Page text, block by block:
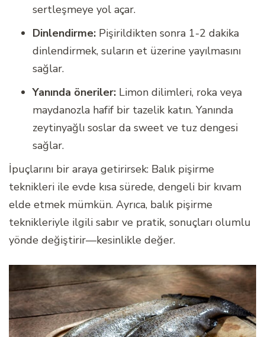
sertleşmeye yol açar.
Dinlendirme: Pişirildikten sonra 1-2 dakika
dinlendirmek, suların et üzerine yayılmasını
sağlar.
Yanında öneriler: Limon dilimleri, roka veya
maydanozla hafif bir tazelik katın. Yanında
zeytinyağlı soslar da sweet ve tuz dengesi
sağlar.
İpuçlarını bir araya getirirsek: Balık pişirme
teknikleri ile evde kısa sürede, dengeli bir kıvam
elde etmek mümkün. Ayrıca, balık pişirme
teknikleriyle ilgili sabır ve pratik, sonuçları olumlu
yönde değiştirir—kesinlikle değer.